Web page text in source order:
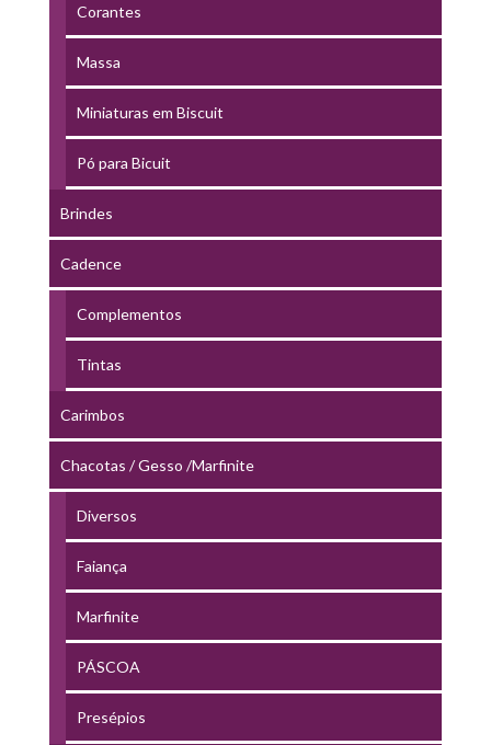
Corantes
Massa
Miniaturas em Biscuit
Pó para Bicuit
Brindes
Cadence
Complementos
Tintas
Carimbos
Chacotas / Gesso /Marfinite
Diversos
Faiança
Marfinite
PÁSCOA
Presépios